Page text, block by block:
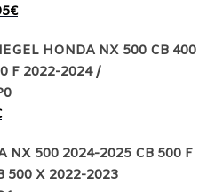
€
HONDA NX 500 CB 400
F 2022-2024 /
NX 500 2024-2025 CB 500 F
500 X 2022-2023